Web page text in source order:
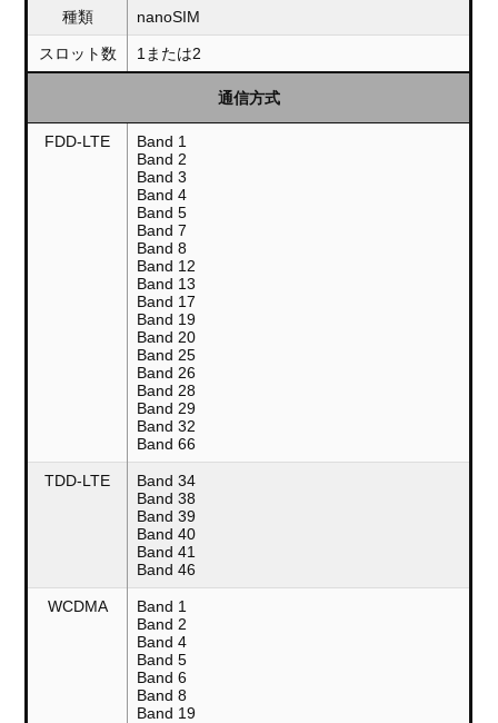
種類 nanoSIM
スロット数 1または2
通信方式
FDD-LTE
Band 1
Band 2
Band 3
Band 4
Band 5
Band 7
Band 8
Band 12
Band 13
Band 17
Band 19
Band 20
Band 25
Band 26
Band 28
Band 29
Band 32
Band 66
TDD-LTE
Band 34
Band 38
Band 39
Band 40
Band 41
Band 46
WCDMA
Band 1
Band 2
Band 4
Band 5
Band 6
Band 8
Band 19